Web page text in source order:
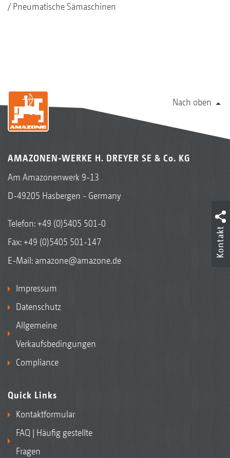
Pneumatische Sämaschinen
Nach oben
AMAZONEN-WERKE H. DREYER SE & Co. KG
Am Amazonenwerk 9-13
D-49205 Hasbergen - Germany
Telefon:+49 (0)5405 501-0
Fax: +49 (0)5405 501-147
E-Mail: amazone@amazone.de
Impressum
Datenschutz
Allgemeine
Verkaufsbedingungen
Compliance
Quick Links
Kontaktformular
FAQ | Häufig gestellte
Fragen
Kontakt